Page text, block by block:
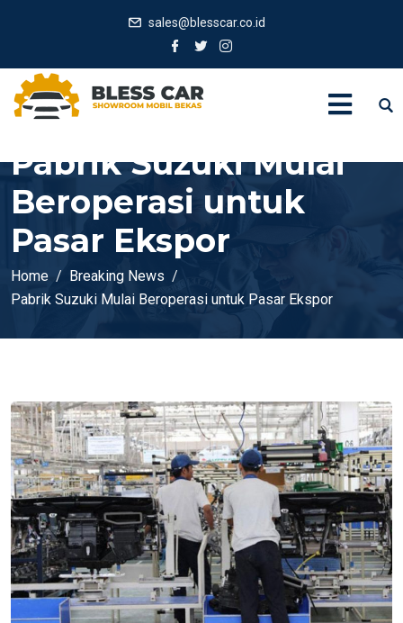
sales@blesscar.co.id
Pabrik Suzuki Mulai
Beroperasi untuk
Pasar Ekspor
Home
Breaking News
Pabrik Suzuki Mulai Beroperasi untuk Pasar Ekspor